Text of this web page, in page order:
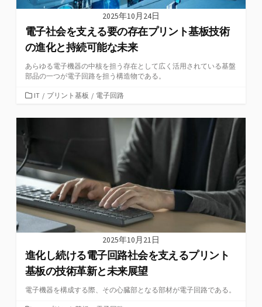
2025年10月24日
電子社会を支える要の存在プリント基板技術
の進化と持続可能な未来
あらゆる電子機器の中核を担う存在として広く活用されている基盤
部品の一つが電子回路を担う構造物である。
カ
ゴ
IT / プリント基板 / 電子回路
2025年10月21日
進化し続ける電子回路社会を支えるプリント
基板の技術革新と未来展望
電子機器を構成する際、その心臓部となる部材が電子回路である。